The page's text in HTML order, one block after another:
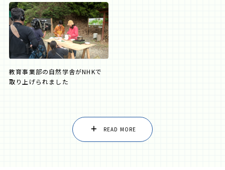
教育事業部の自然学舎がNHKで
取り上げられました
READ MORE